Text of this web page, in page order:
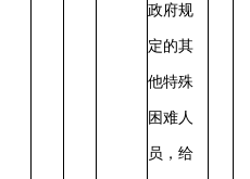
政府规
定的其
他特殊
困难人
员，给